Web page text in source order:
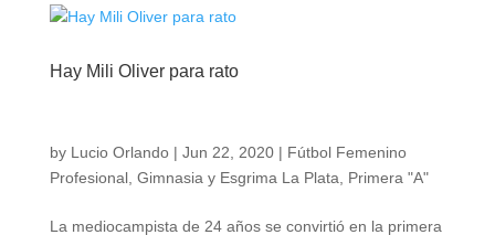
Hay Mili Oliver para rato
by Lucio Orlando| Jun 22, 2020| Fútbol Femenino
Profesional, Gimnasia y Esgrima La Plata Primera "A"
La mediocampista de 24 años se convirtió en la primera